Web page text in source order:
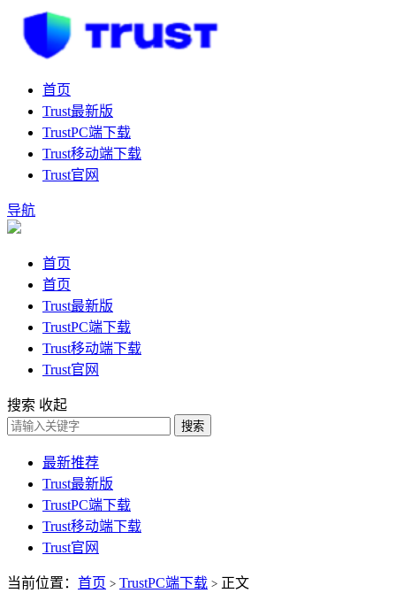
首页
Trust最新版
TrustPC端下载
Trust移动端下载
Trust官网
导航
首页
首页
Trust最新版
TrustPC端下载
Trust移动端下载
Trust官网
搜索 收起
搜索
最新推荐
Trust最新版
TrustPC端下载
Trust移动端下载
Trust官网
当前位置： 首页 > TrustPC端下载 > 正文